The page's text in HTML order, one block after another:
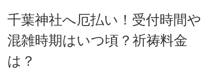
千葉神社へ厄払い！受付時間や
混雑時期はいつ頃？祈祷料金
は？